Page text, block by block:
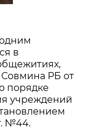
в
РБ от
порядке
учреждений
№44.